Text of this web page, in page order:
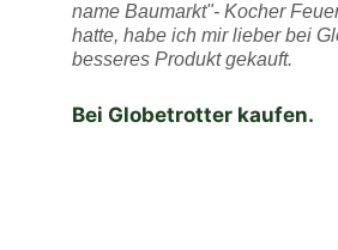
name Baumarkt"- Kocher
hatte, habe ich mir lieber bei
besseres Produkt gekauft.
Bei Globetrotter kaufen.